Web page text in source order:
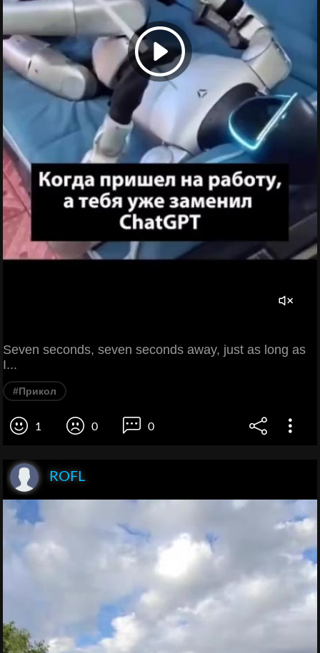
Seven seconds, seven seconds away, just as long as
I...
#Прикол
1 0 0
ROFL